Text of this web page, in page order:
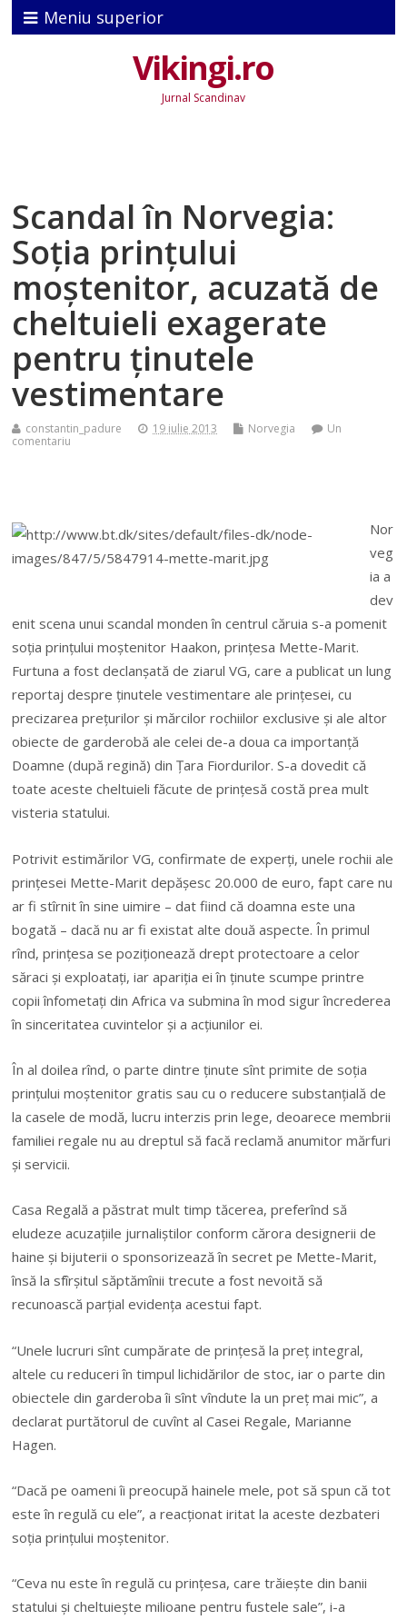
Meniu superior
Vikingi.ro
Jurnal Scandinav
Scandal în Norvegia:
Soţia prinţului
moştenitor, acuzată de
cheltuieli exagerate
pentru ţinutele
vestimentare
constantin_padure 19 iulie 2013 Norvegia
Un
comentariu
Nor
veg
ia a
dev
enit scena unui scandal monden în centrul căruia s-a pomenit
soţia prinţului moştenitor Haakon, prinţesa Mette-Marit.
Furtuna a fost declanşată de ziarul VG, care a publicat un lung
reportaj despre ţinutele vestimentare ale prinţesei, cu
precizarea preţurilor şi mărcilor rochiilor exclusive şi ale altor
obiecte de garderobă ale celei de-a doua ca importanţă
Doamne (după regină) din Ţara Fiordurilor. S-a dovedit că
toate aceste cheltuieli făcute de prinţesă costă prea mult
visteria statului.
Potrivit estimărilor VG, confirmate de experţi, unele rochii ale
prinţesei Mette-Marit depăşesc 20.000 de euro, fapt care nu
ar fi stîrnit în sine uimire – dat fiind că doamna este una
bogată – dacă nu ar fi existat alte două aspecte. În primul
rînd,prinţesa se poziţionează drept protectoare a celor
săraci şi exploataţi, iar apariţia ei în ţinute scumpe printre
copii înfometaţi din Africa va submina în mod sigur încrederea
în sinceritatea cuvintelor şi a acţiunilor ei.
În al doilea rînd, o parte dintre ţinute sînt primite de soţia
prinţului moştenitor gratis sau cu o reducere substanţială de
la casele de modă, lucru interzis prin lege, deoarece membrii
familiei regale nu au dreptul să facă reclamă anumitor mărfuri
şi servicii.
Casa Regală a păstrat mult timp tăcerea, preferînd să
eludeze acuzaţiile jurnaliştilor conform cărora designerii de
haine şi bijuterii o sponsorizează în secret pe Mette-Marit,
însă la sfîrşitul săptămînii trecute a fost nevoită să
recunoască parţial evidenţa acestui fapt.
“Unele lucruri sînt cumpărate de prinţesă la preţ integral,
altele cu reduceri în timpul lichidărilor de stoc, iar o parte din
obiectele din garderoba îi sînt vîndute la un preţ mai mic”, a
declarat purtătorul de cuvînt al Casei Regale, Marianne
Hagen.
“Dacă pe oameni îi preocupă hainele mele, pot să spun că tot
este în regulă cu ele”, a reacţionat iritat la aceste dezbateri
soţia prinţului moştenitor.
“Ceva nu este în regulă cu prinţesa, care trăieşte din banii
statului şi cheltuieşte milioane pentru fustele sale”, i-a